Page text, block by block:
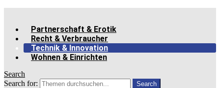
Partnerschaft & Erotik
Recht & Verbraucher
Technik & Innovation
Wohnen & Einrichten
Search
Search for:
Search